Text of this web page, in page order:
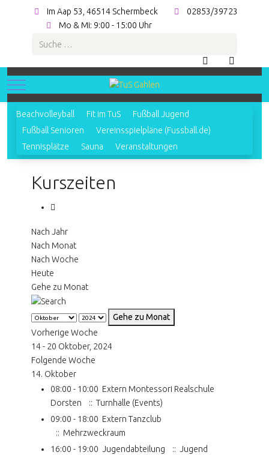
Im Aap 53, 46514 Schermbeck
02853/39723
Mo & Mi: 9:00 - 15:00 Uhr
Suchen
Mobile Menu Toggle
Beachvolleyball Fit im TuS
Fußball Jugend
Fußball Senioren
Vereinsspielpläne (Fussball.de)
Tennisplätze
Sauna Veranstaltungen
Kurszeiten
Nach Jahr
Nach Monat
Nach Woche
Heute
Gehe zu Monat
Gehe zu Monat
Vorherige Woche
14 - 20 Oktober, 2024
Folgende Woche
14. Oktober
08:00 - 10:00 Extern Montessori Realschule
Dorsten
:: Turnhalle (Events)
09:00 - 18:00 Extern Tanzclub
:: Mehrzweckraum
16:00 - 19:00 Jugendabteilung
:: Jugend